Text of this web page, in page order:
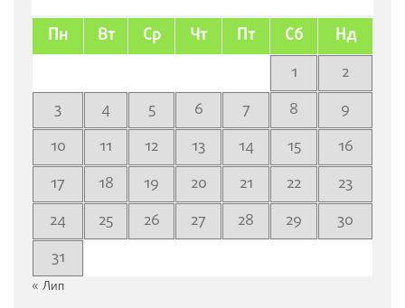
Пн Вт Ср Чт Пт Сб Нд
1
2
3
4 5 6 7 8
9
10
11 12 13 14 15
16
17
18 19 20 21 22
23
24
25 26 27 28 29
30
31
« Лип